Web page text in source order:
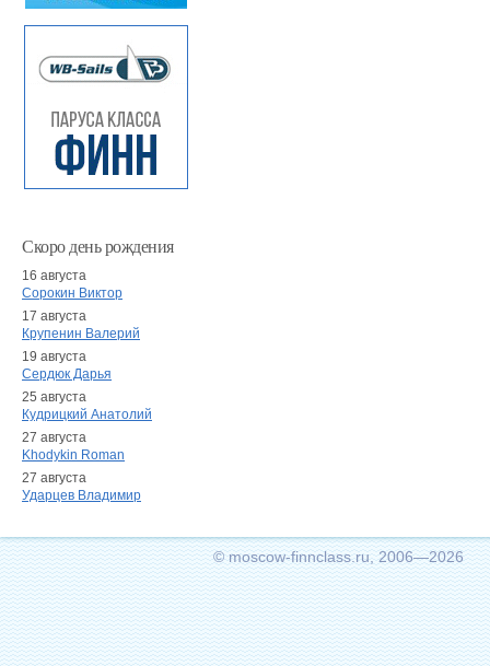
Скоро день рождения
16 августа
Сорокин Виктор
17 августа
Крупенин Валерий
19 августа
Сердюк Дарья
25 августа
Кудрицкий Анатолий
27 августа
Khodykin Roman
27 августа
Ударцев Владимир
© moscow-finnclass.ru, 2006—2026